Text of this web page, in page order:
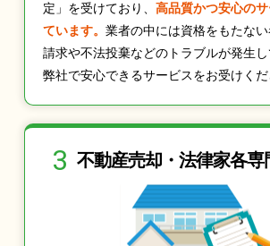
定」を受けており、 高品質かつ安心の
ています。 業者の中には資格をもたな
請求や不法投棄などのトラブルが発生
弊社で安心できるサービスをお受けくだ
3 不動産売却・法律家各専